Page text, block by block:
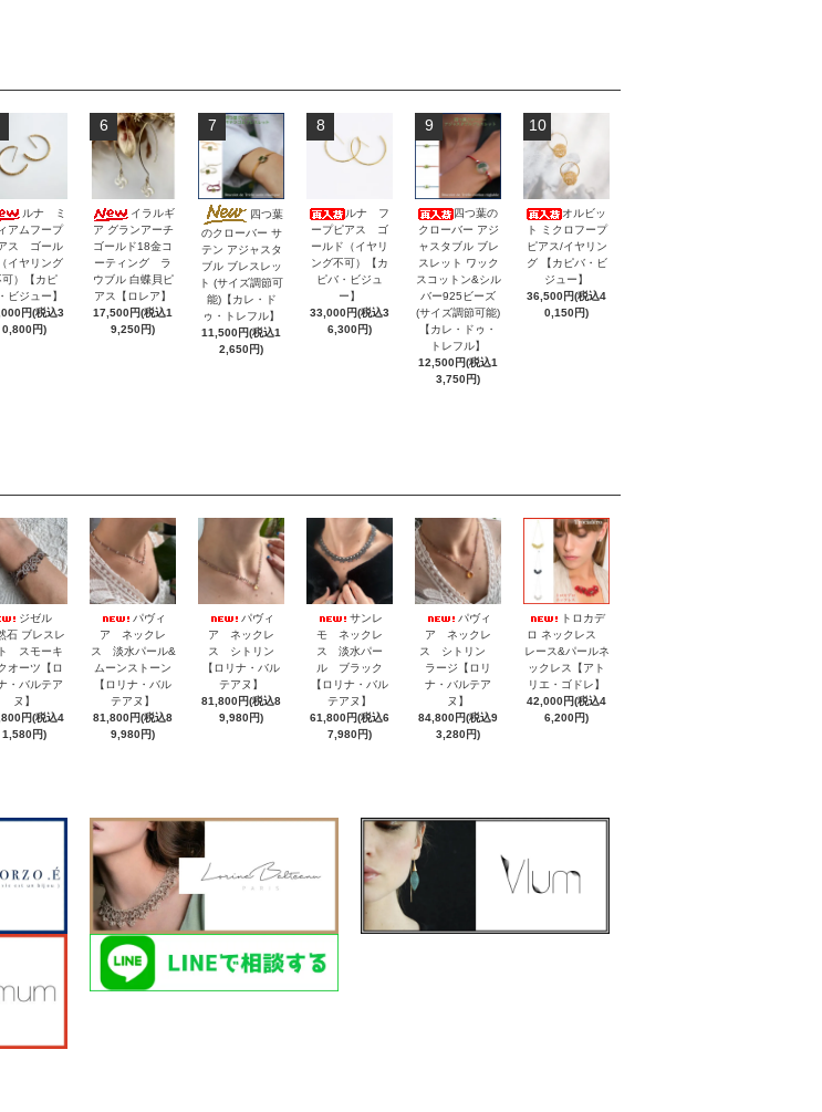
ルナ ミ
アムフープ
ス ゴール
イヤリング
可）【カピ
ビジュー】
円(税込3
0,800円)
6
イラルギ
ア グランアーチ
ゴールド18金コ
ーティング ラ
ウブル 白蝶貝ピ
アス【ロレア】
17,500円(税込1
9,250円)
7
四つ葉
のクローバー サ
テン アジャスタ
ブル ブレスレッ
ト (サイズ調節可
能)【カレ・ド
ゥ・トレフル】
11,500円(税込1
2,650円)
8
ルナ フ
ープピアス ゴ
ールド（イヤリ
ング不可）【カ
ピバ・ビジュ
ー】
33,000円(税込3
6,300円)
9
四つ葉の
クローバー アジ
ャスタブル ブレ
スレット ワック
スコットン&シル
バー925ビーズ
(サイズ調節可能)
【カレ・ドゥ・
トレフル】
12,500円(税込1
3,750円)
10
オルビッ
ト ミクロフープ
ピアス/イヤリン
グ 【カピバ・ビ
ジュー】
36,500円(税込4
0,150円)
ジゼル
石 ブレスレ
スモーキ
オーツ【ロ
・バルテア
ヌ】
円(税込4
1,580円)
パヴィ
ア ネックレ
ス 淡水パール&
ムーンストーン
【ロリナ・バル
テアヌ】
81,800円(税込8
9,980円)
パヴィ
ア ネックレ
ス シトリン
【ロリナ・バル
テアヌ】
81,800円(税込8
9,980円)
サンレ
モ ネックレ
ス 淡水パー
ル ブラック
【ロリナ・バル
テアヌ】
61,800円(税込6
7,980円)
パヴィ
ア ネックレ
ス シトリン
ラージ【ロリ
ナ・バルテア
ヌ】
84,800円(税込9
3,280円)
トロカデ
ロ ネックレス
レース&パールネ
ックレス【アト
リエ・ゴドレ】
42,000円(税込4
6,200円)